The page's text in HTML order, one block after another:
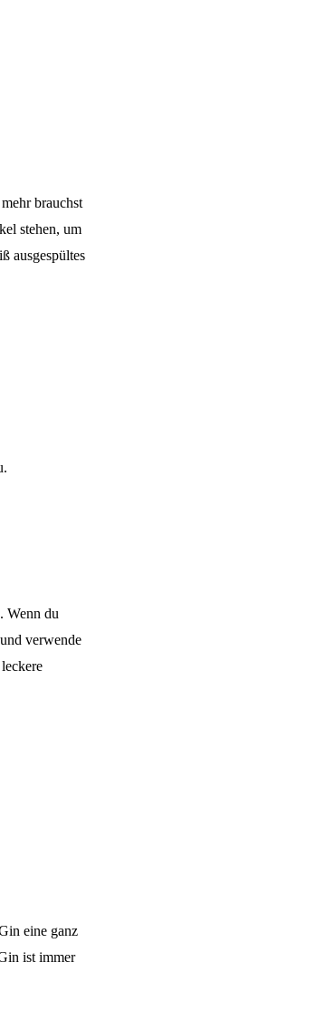
brauchst
stehen, um
ausgespültes
Wenn du
verwende
eine ganz
ist immer